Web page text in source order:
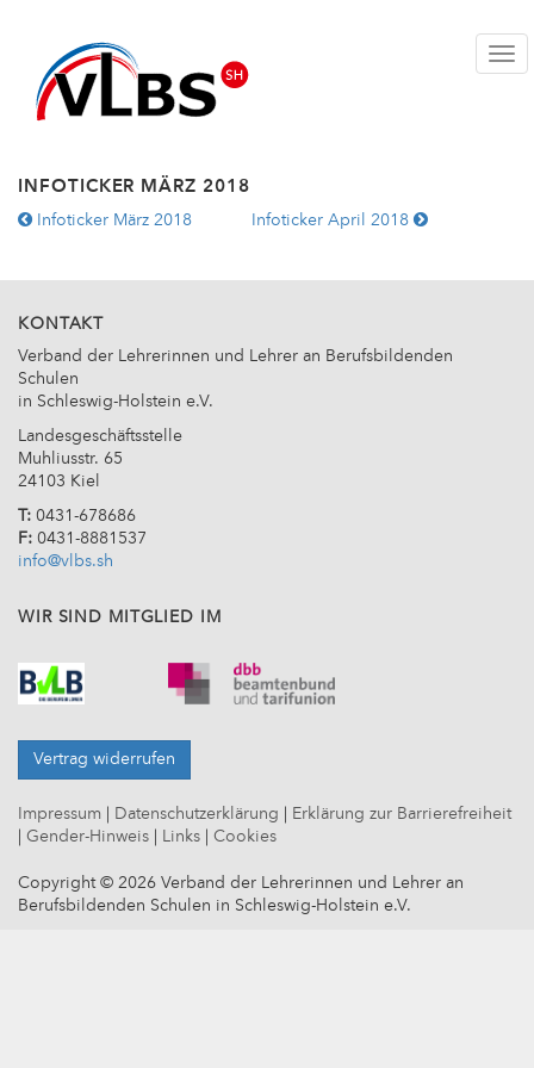
INFOTICKER MÄRZ 2018
WEITERE
Infoticker März 2018 Infoticker April 2018
KONTAKT
Verband der Lehrerinnen und Lehrer an Berufsbildenden
Schulen
in Schleswig-Holstein e.V.
Landesgeschäftsstelle
Muhliusstr. 65
24103 Kiel
T: 0431-678686
F: 0431-8881537
info@vlbs.sh
WIR SIND MITGLIED IM
Vertrag widerrufen
Impressum Datenschutzerklärung
Erklärung zur Barrierefreiheit
Gender-Hinweis Links Cookies
Copyright © 2026 Verband der Lehrerinnen und Lehrer an
Berufsbildenden Schulen in Schleswig-Holstein e.V.